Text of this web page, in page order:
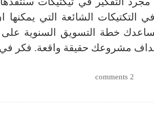
الشائعة التي يمكنها
خطة التسويق السنوية
مشروعك حقيقة واقعة. فكر
2 comments